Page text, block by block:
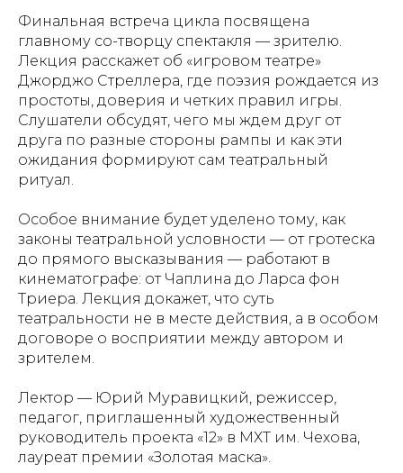
Финальная встреча цикла посвящена
главному со-творцу спектакля — зрителю.
Лекция расскажет об «игровом театре»
Джорджо Стреллера, где поэзия рождается из
простоты, доверия и четких правил игры.
Слушатели обсудят, чего мы ждем друг от
друга по разные стороны рампы и как эти
ожидания формируют сам театральный
ритуал.
Особое внимание будет уделено тому, как
законы театральной условности — от гротеска
до прямого высказывания — работают в
кинематографе: от Чаплина до Ларса фон
Триера. Лекция докажет, что суть
театральности не в месте действия, а в особом
договоре о восприятии между автором и
зрителем.
Лектор — Юрий Муравицкий, режиссер,
педагог, приглашенный художественный
руководитель проекта «12» в МХТ им. Чехова,
лауреат премии «Золотая маска».